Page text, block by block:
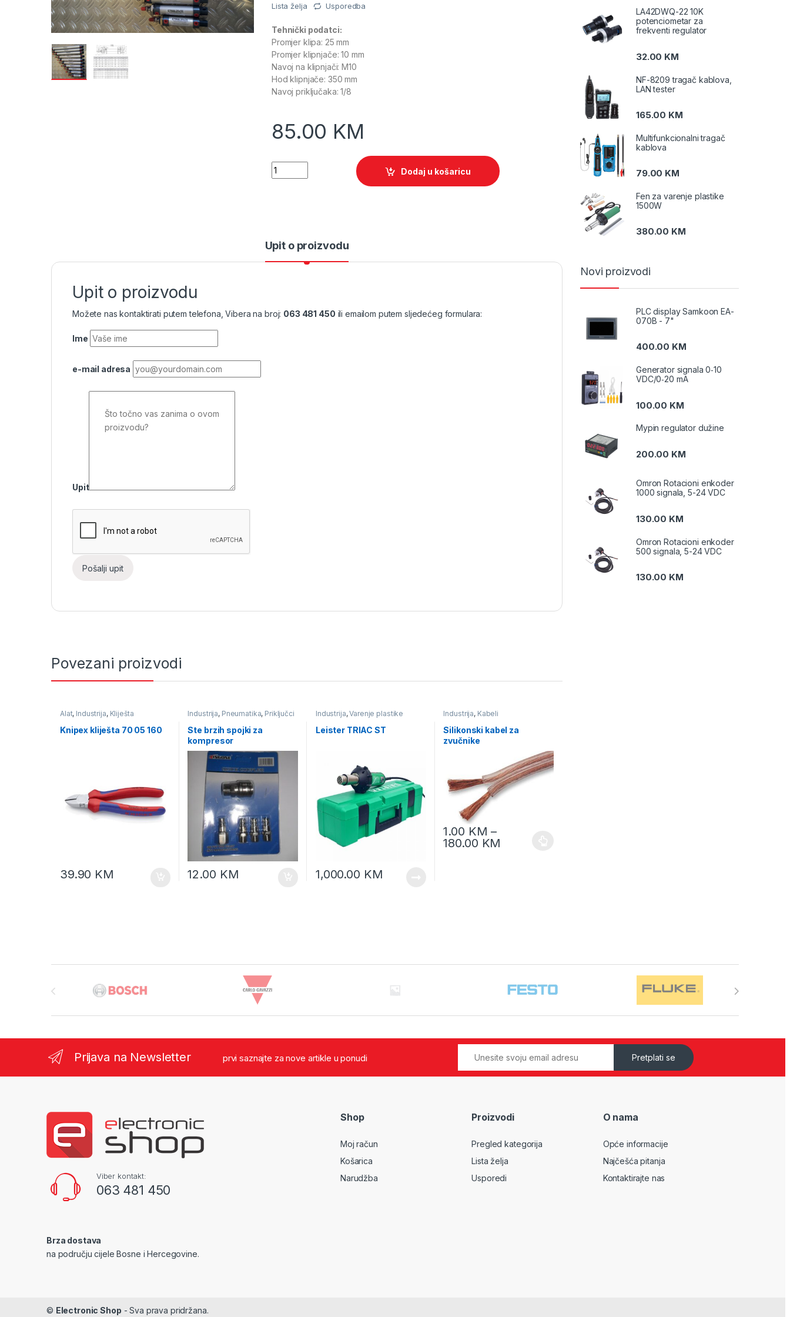
Lista želja Usporedba
Tehnički podatci:
Promjer klipa: 25 mm
Promjer klipnjače: 10 mm
Navoj na klipnjači: M10
Hod klipnjače: 350 mm
Navoj priključaka: 1/8
85.00 KM
Quantity
Dodaj u košaricu
Upit o proizvodu
Upit o proizvodu
Možete nas kontaktirati putem telefona, Vibera na broj: 063 481 450 ili emailom putem sljedećeg formulara:
Ime
e-mail adresa
Upit
Povezani proizvodi
Alat, Industrija, Kliješta
Knipex kliješta 70 05 160
39.90 KM
Industrija, Pneumatika, Priključci
& brze spojnice
Ste brzih spojki za
kompresor
12.00 KM
Industrija,Varenje plastike
Leister TRIAC ST
1,000.00 KM
Industrija, Kabeli
Silikonski kabel za
zvučnike
1.00 KM –
180.00 KM
LA42DWQ-22 10K
potenciometar za
frekventi regulator
32.00 KM
NF-8209 tragač kablova,
LAN tester
165.00 KM
Multifunkcionalni tragač
kablova
79.00 KM
Fen za varenje plastike
1500W
380.00 KM
Novi proizvodi
PLC display Samkoon EA-
070B - 7"
400.00 KM
Generator signala 0‑10
VDC/0‑20 mA
100.00 KM
Mypin regulator dužine
200.00 KM
Omron Rotacioni enkoder
1000 signala, 5-24 VDC
130.00 KM
Omron Rotacioni enkoder
500 signala, 5-24 VDC
130.00 KM
Prijava na Newsletter prvi saznajte za nove artikle u ponudi Pretplati se
Viber kontakt:
063 481 450
Brza dostava
na području cijele Bosne i Hercegovine.
Shop
Moj račun
Košarica
Narudžba
Proizvodi
Pregled kategorija
Lista želja
Usporedi
O nama
Opće informacije
Najčešća pitanja
Kontaktirajte nas
© Electronic Shop - Sva prava pridržana.